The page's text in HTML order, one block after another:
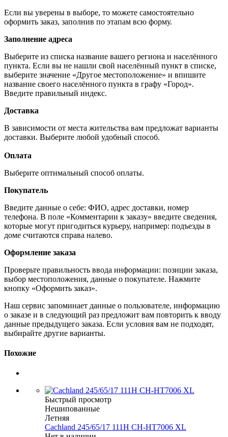
Если вы уверены в выборе, то можете самостоятельно
оформить заказ, заполнив по этапам всю форму.
Заполнение адреса
Выберите из списка название вашего региона и населённого
пункта. Если вы не нашли свой населённый пункт в списке,
выберите значение «Другое местоположение» и впишите
название своего населённого пункта в графу «Город».
Введите правильный индекс.
Доставка
В зависимости от места жительства вам предложат варианты
доставки. Выберите любой удобный способ.
Оплата
Выберите оптимальный способ оплаты.
Покупатель
Введите данные о себе: ФИО, адрес доставки, номер
телефона. В поле «Комментарии к заказу» введите сведения,
которые могут пригодиться курьеру, например: подъезды в
доме считаются справа налево.
Оформление заказа
Проверьте правильность ввода информации: позиции заказа,
выбор местоположения, данные о покупателе. Нажмите
кнопку «Оформить заказ».
Наш сервис запоминает данные о пользователе, информацию
о заказе и в следующий раз предложит вам повторить к вводу
данные предыдущего заказа. Если условия вам не подходят,
выбирайте другие варианты.
Похожие
Быстрый просмотр
Нешипованные
Летняя
Cachland 245/65/17 111H CH-HT7006 XL